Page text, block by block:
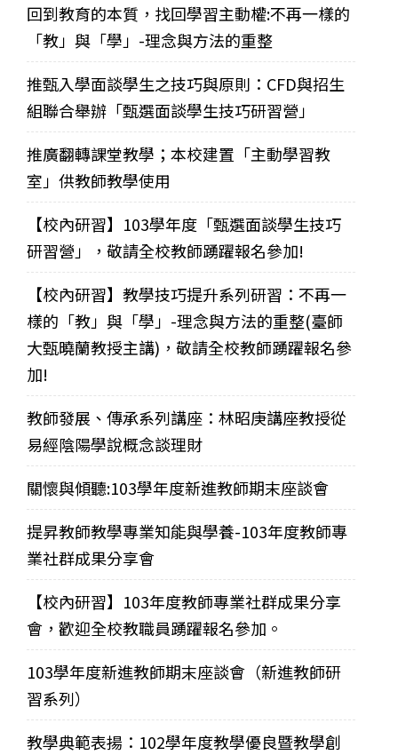
回到教育的本質，找回學習主動權:不再一樣的
「教」與「學」-理念與方法的重整
推甄入學面談學生之技巧與原則：CFD與招生
組聯合舉辦「甄選面談學生技巧研習營」
推廣翻轉課堂教學；本校建置「主動學習教
室」供教師教學使用
【校內研習】103學年度「甄選面談學生技巧
研習營」，敬請全校教師踴躍報名參加!
【校內研習】教學技巧提升系列研習：不再一
樣的「教」與「學」-理念與方法的重整(臺師
大甄曉蘭教授主講)，敬請全校教師踴躍報名參
加!
教師發展、傳承系列講座：林昭庚講座教授從
易經陰陽學說概念談理財
關懷與傾聽:103學年度新進教師期末座談會
提昇教師教學專業知能與學養-103年度教師專
業社群成果分享會
【校內研習】103年度教師專業社群成果分享
會，歡迎全校教職員踴躍報名參加。
103學年度新進教師期末座談會（新進教師研
習系列）
教學典範表揚：102學年度教學優良暨教學創